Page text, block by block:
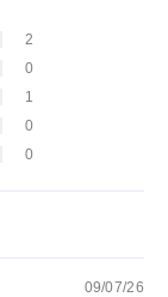
2
0
1
0
0
09/07/26